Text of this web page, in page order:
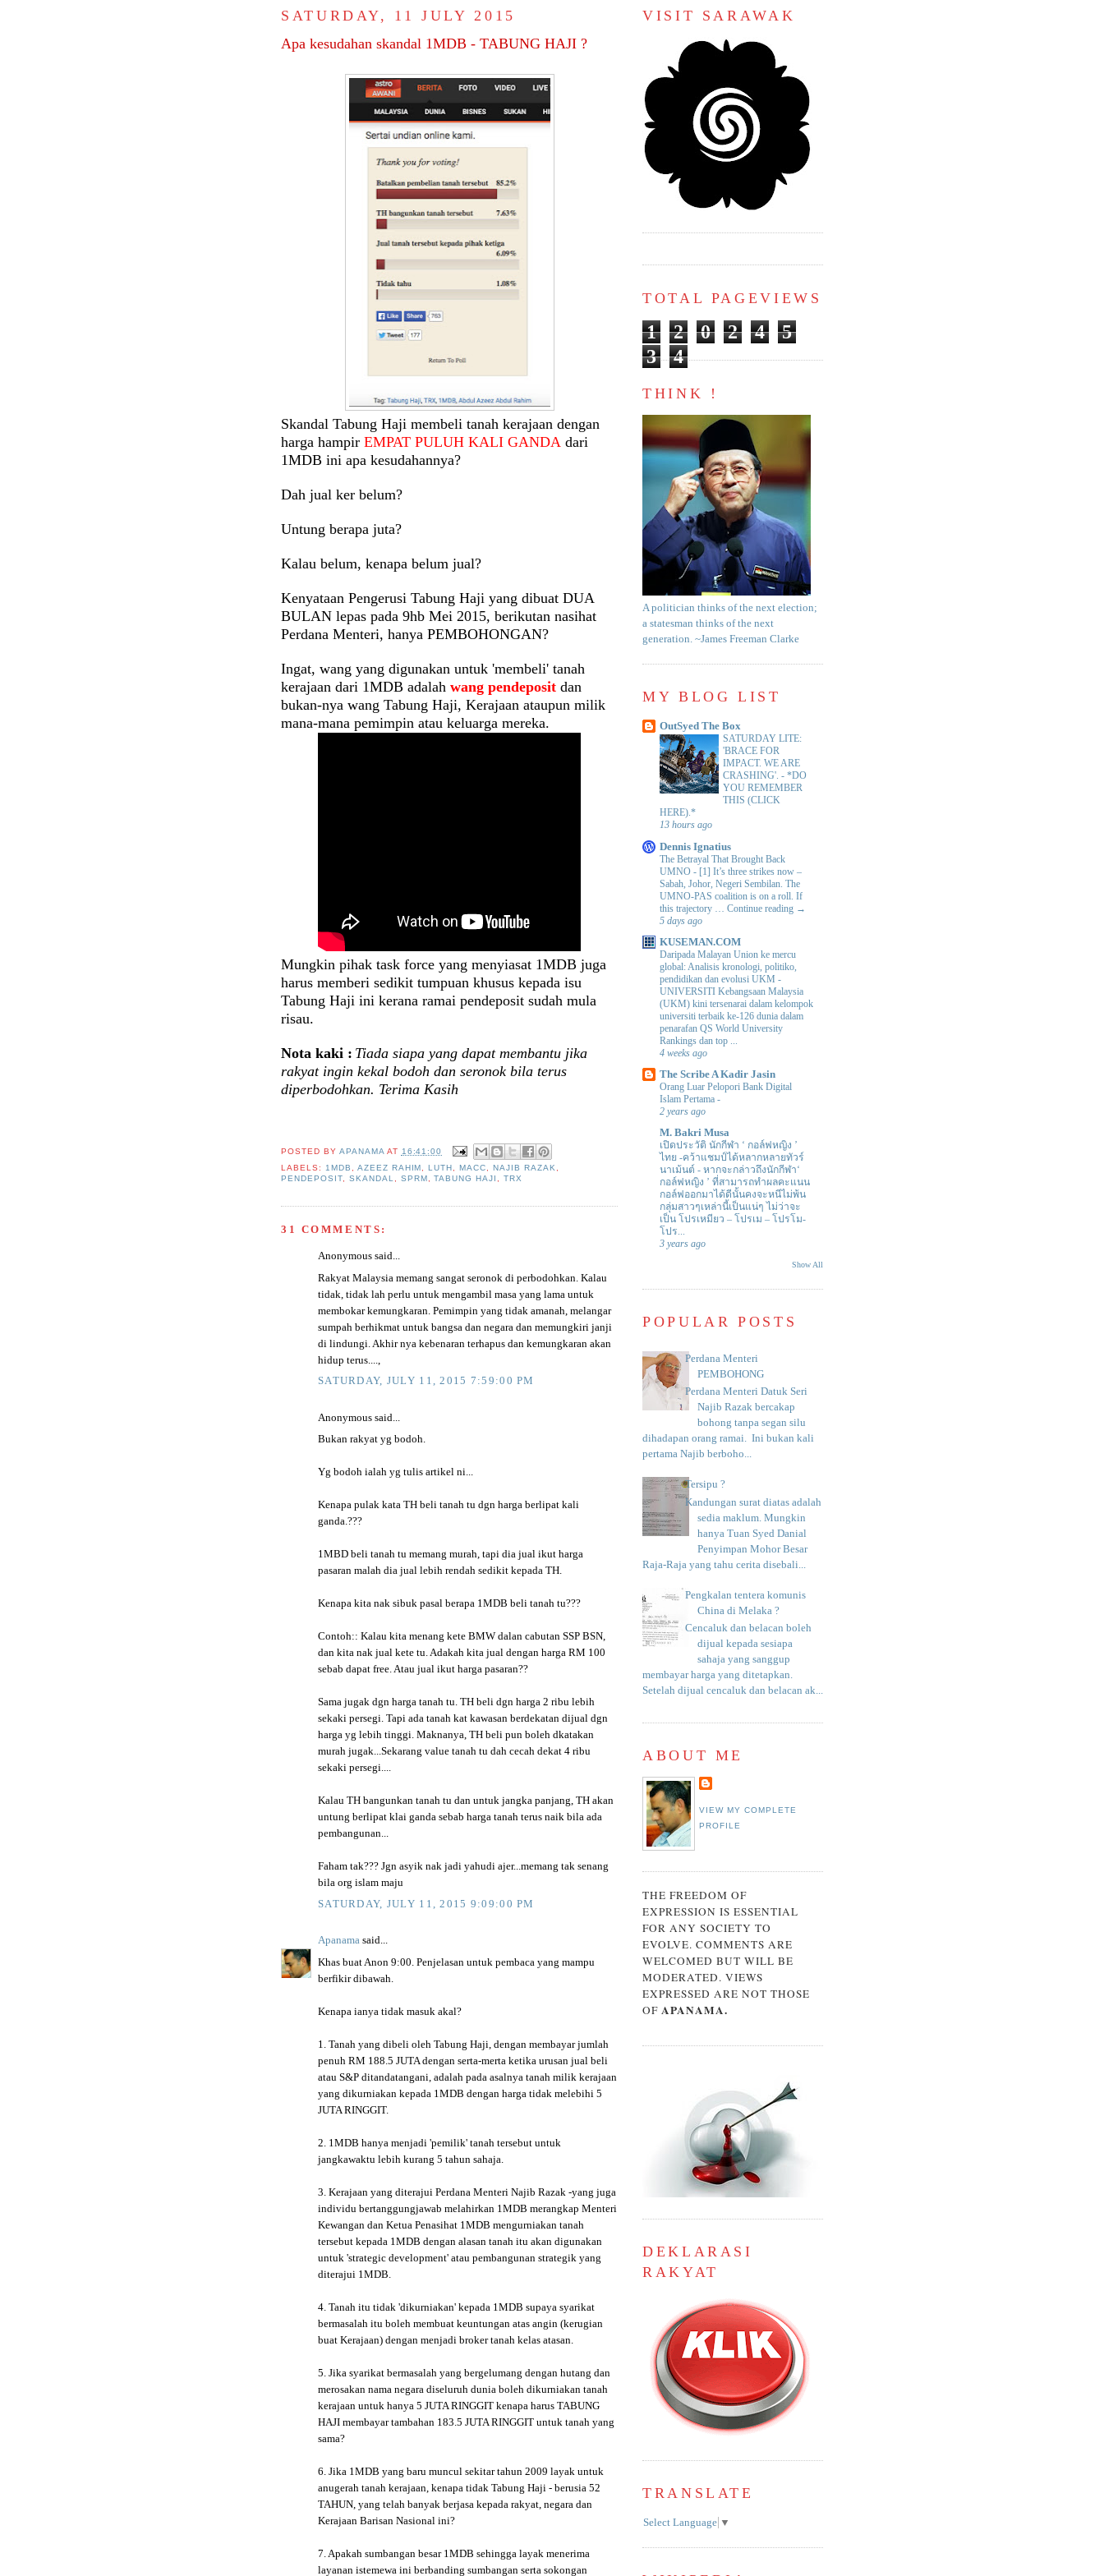
SATURDAY, 11 JULY 2015
Apa kesudahan skandal 1MDB - TABUNG HAJI ?
Skandal Tabung Haji membeli tanah kerajaan dengan
harga hampir EMPAT PULUH KALI GANDA dari
1MDB ini apa kesudahannya?
Dah jual ker belum?
Untung berapa juta?
Kalau belum, kenapa belum jual?
Kenyataan Pengerusi Tabung Haji yang dibuat DUA
BULAN lepas pada 9hb Mei 2015, berikutan nasihat
Perdana Menteri, hanya PEMBOHONGAN?
Ingat, wang yang digunakan untuk 'membeli' tanah
kerajaan dari 1MDB adalah wang pendeposit dan
bukan-nya wang Tabung Haji, Kerajaan ataupun milik
mana-mana pemimpin atau keluarga mereka.
Mungkin pihak task force yang menyiasat 1MDB juga
harus memberi sedikit tumpuan khusus kepada isu
Tabung Haji ini kerana ramai pendeposit sudah mula
risau.
Nota kaki : Tiada siapa yang dapat membantu jika
rakyat ingin kekal bodoh dan seronok bila terus
diperbodohkan. Terima Kasih
POSTED BY APANAMA AT 16:41:00
LABELS: 1MDB , AZEEZ RAHIM , LUTH , MACC, NAJIB RAZAK,
PENDEPOSIT, SKANDAL, SPRM ,TABUNG HAJI ,TRX
31 COMMENTS:
Anonymous said...
Rakyat Malaysia memang sangat seronok di perbodohkan. Kalau
tidak, tidak lah perlu untuk mengambil masa yang lama untuk
membokar kemungkaran. Pemimpin yang tidak amanah, melangar
sumpah berhikmat untuk bangsa dan negara dan memungkiri janji
di lindungi. Akhir nya kebenaran terhapus dan kemungkaran akan
hidup terus....,
SATURDAY, JULY 11, 2015 7:59:00 PM
Anonymous said...
Bukan rakyat yg bodoh.
Yg bodoh ialah yg tulis artikel ni...
Kenapa pulak kata TH beli tanah tu dgn harga berlipat kali
ganda.???
1MBD beli tanah tu memang murah, tapi dia jual ikut harga
pasaran malah dia jual lebih rendah sedikit kepada TH.
Kenapa kita nak sibuk pasal berapa 1MDB beli tanah tu???
Contoh:: Kalau kita menang kete BMW dalan cabutan SSP BSN,
dan kita nak jual kete tu. Adakah kita jual dengan harga RM 100
sebab dapat free. Atau jual ikut harga pasaran??
Sama jugak dgn harga tanah tu. TH beli dgn harga 2 ribu lebih
sekaki persegi. Tapi ada tanah kat kawasan berdekatan dijual dgn
harga yg lebih tinggi. Maknanya, TH beli pun boleh dkatakan
murah jugak...Sekarang value tanah tu dah cecah dekat 4 ribu
sekaki persegi....
Kalau TH bangunkan tanah tu dan untuk jangka panjang, TH akan
untung berlipat klai ganda sebab harga tanah terus naik bila ada
pembangunan...
Faham tak??? Jgn asyik nak jadi yahudi ajer...memang tak senang
bila org islam maju
SATURDAY, JULY 11, 2015 9:09:00 PM
Apanama said...
Khas buat Anon 9:00. Penjelasan untuk pembaca yang mampu
berfikir dibawah.
Kenapa ianya tidak masuk akal?
1. Tanah yang dibeli oleh Tabung Haji, dengan membayar jumlah
penuh RM 188.5 JUTA dengan serta-merta ketika urusan jual beli
atau S&P ditandatangani, adalah pada asalnya tanah milik kerajaan
yang dikurniakan kepada 1MDB dengan harga tidak melebihi 5
JUTA RINGGIT.
2. 1MDB hanya menjadi 'pemilik' tanah tersebut untuk
jangkawaktu lebih kurang 5 tahun sahaja.
3. Kerajaan yang diterajui Perdana Menteri Najib Razak -yang juga
individu bertanggungjawab melahirkan 1MDB merangkap Menteri
Kewangan dan Ketua Penasihat 1MDB mengurniakan tanah
tersebut kepada 1MDB dengan alasan tanah itu akan digunakan
untuk 'strategic development' atau pembangunan strategik yang
diterajui 1MDB.
4. Tanah itu tidak 'dikurniakan' kepada 1MDB supaya syarikat
bermasalah itu boleh membuat keuntungan atas angin (kerugian
buat Kerajaan) dengan menjadi broker tanah kelas atasan.
5. Jika syarikat bermasalah yang bergelumang dengan hutang dan
merosakan nama negara diseluruh dunia boleh dikurniakan tanah
kerajaan untuk hanya 5 JUTA RINGGIT kenapa harus TABUNG
HAJI membayar tambahan 183.5 JUTA RINGGIT untuk tanah yang
sama?
6. Jika 1MDB yang baru muncul sekitar tahun 2009 layak untuk
anugerah tanah kerajaan, kenapa tidak Tabung Haji - berusia 52
TAHUN, yang telah banyak berjasa kepada rakyat, negara dan
Kerajaan Barisan Nasional ini?
7. Apakah sumbangan besar 1MDB sehingga layak menerima
layanan istemewa ini berbanding sumbangan serta sokongan
VISIT SARAWAK
TOTAL PAGEVIEWS
1 2 0 2 4
5
3
4
THINK !
A politician thinks of the next election;
a statesman thinks of the next
generation. ~James Freeman Clarke
MY BLOG LIST
OutSyed The Box
SATURDAY LITE:
'BRACE FOR
IMPACT. WE ARE
CRASHING'. - *DO
YOU REMEMBER
THIS (CLICK
HERE).*
13 hours ago
Dennis Ignatius
The Betrayal That Brought Back
UMNO - [1] It’s three strikes now –
Sabah, Johor, Negeri Sembilan. The
UMNO-PAS coalition is on a roll. If
this trajectory … Continue reading →
5 days ago
KUSEMAN.COM
Daripada Malayan Union ke mercu
global: Analisis kronologi, politiko,
pendidikan dan evolusi UKM -
UNIVERSITI Kebangsaan Malaysia
(UKM) kini tersenarai dalam kelompok
universiti terbaik ke-126 dunia dalam
penarafan QS World University
Rankings dan top ...
4 weeks ago
The Scribe A Kadir Jasin
Orang Luar Pelopori Bank Digital
Islam Pertama -
2 years ago
M. Bakri Musa
เปิดประวัติ นักกีฬา ‘ กอล์ฟหญิง ’
ไทย -คว้าแชมป์ได้หลากหลายทัวร์
นาเม้นต์ - หากจะกล่าวถึงนักกีฬา‘
กอล์ฟหญิง ’ ที่สามารถทำผลคะแนน
กอล์ฟออกมาได้ดีนั้นคงจะหนีไม่พ้น
กลุ่มสาวๆเหล่านี้เป็นแน่ๆ ไม่ว่าจะ
เป็น โปรเหมียว – โปรเม – โปรโม-
โปร...
3 years ago
Show All
POPULAR POSTS
Perdana Menteri
PEMBOHONG
Perdana Menteri Datuk Seri
Najib Razak bercakap
bohong tanpa segan silu
dihadapan orang ramai. Ini bukan kali
pertama Najib berboho...
Tersipu ?
Kandungan surat diatas adalah
sedia maklum. Mungkin
hanya Tuan Syed Danial
Penyimpan Mohor Besar
Raja-Raja yang tahu cerita disebali...
Pengkalan tentera komunis
China di Melaka ?
Cencaluk dan belacan boleh
dijual kepada sesiapa
sahaja yang sanggup
membayar harga yang ditetapkan.
Setelah dijual cencaluk dan belacan ak...
ABOUT ME
VIEW MY COMPLETE
PROFILE
THE FREEDOM OF
EXPRESSION IS ESSENTIAL
FOR ANY SOCIETY TO
EVOLVE. COMMENTS ARE
WELCOMED BUT WILL BE
MODERATED. VIEWS
EXPRESSED ARE NOT THOSE
OF APANAMA.
DEKLARASI
RAKYAT
TRANSLATE
Select Language ▼